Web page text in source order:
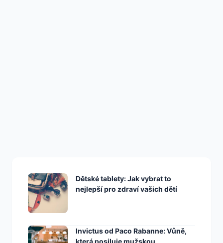
Dětské tablety: Jak vybrat to
nejlepší pro zdraví vašich dětí
Invictus od Paco Rabanne: Vůně,
která posiluje mužskou